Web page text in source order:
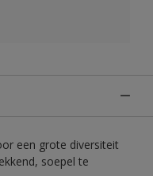
een grote diversiteit
soepel te